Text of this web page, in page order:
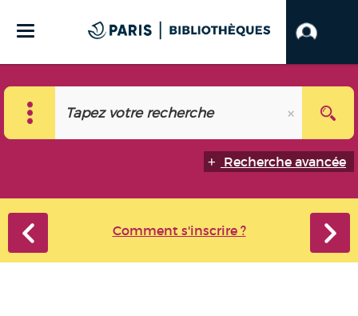
Recherche avancée
Comment s'inscrire ?